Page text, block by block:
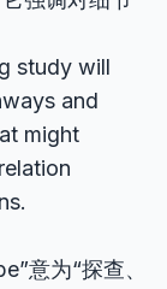
study will
and
might
意为“探查、